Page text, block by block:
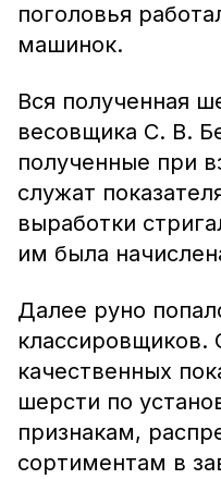
поголовья
машинок.
Вся полученная
весовщика С. В.
полученные при
служат
выработки
им была
Далее руно
классировщиков.
качественных
шерсти по
признакам,
сортиментам в